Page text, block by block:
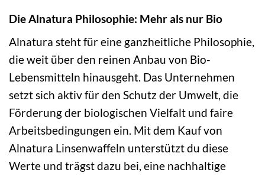
Die Alnatura Philosophie: Mehr als nur Bio
Alnatura steht für eine ganzheitliche Philosophie,
die weit über den reinen Anbau von Bio-
Lebensmitteln hinausgeht. Das Unternehmen
setzt sich aktiv für den Schutz der Umwelt, die
Förderung der biologischen Vielfalt und faire
Arbeitsbedingungen ein. Mit dem Kauf von
Alnatura Linsenwaffeln unterstützt du diese
Werte und trägst dazu bei, eine nachhaltige